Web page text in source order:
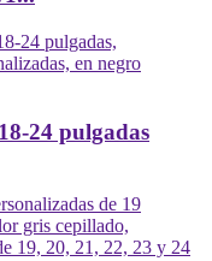
24 pulgadas